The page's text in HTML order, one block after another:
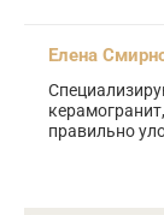
Елена
правильно